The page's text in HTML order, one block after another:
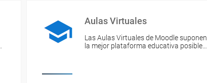
Aulas Virtuales
Las Aulas Virtuales de Moodle suponen
la mejor plataforma educativa posible…